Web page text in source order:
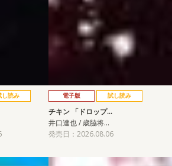
し読み 電子版 試し読み
チキン 「ドロップ…
井口達也 / 歳脇将…
発売日：2026.08.06